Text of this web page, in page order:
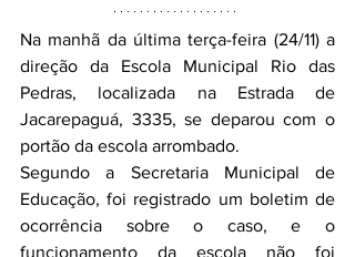
Na manhã da última terça-feira (24/11) a
direção da Escola Municipal Rio das
Pedras, localizada na Estrada de
Jacarepaguá, 3335, se deparou com o
portão da escola arrombado.
Segundo a Secretaria Municipal de
Educação, foi registrado um boletim de
ocorrência sobre o caso, e o
funcionamento da escola não foi